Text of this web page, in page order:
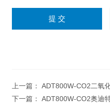
上一篇： ADT800W-CO2二氧
下一篇： ADT800W-CO2奥迪